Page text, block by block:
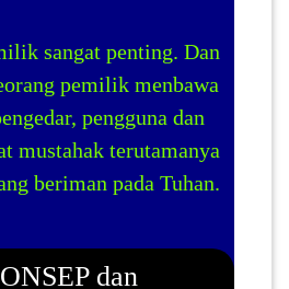
sangat penting. Dan
pemilik menbawa
pengguna dan
mustahak terutamanya
beriman pada Tuhan.
dan